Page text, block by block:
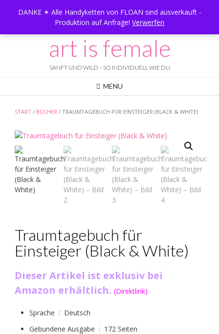
DANKE ✶ Alle Handyketten von FLOAN sind ausverkauft -
Produktion auf Anfrage! Verwerfen
art is female
SANFT UND WILD – SO INDIVIDUELL WIE DU
MENU
START / BÜCHER / TRAUMTAGEBUCH FÜR EINSTEIGER (BLACK & WHITE)
Traumtagebuch für
Einsteiger (Black & White)
Dieser Artikel ist exklusiv bei
Amazon erhältlich. (Direktlink)
Sprache ‏ : ‎ Deutsch
Gebundene Ausgabe ‏ : ‎ 172 Seiten